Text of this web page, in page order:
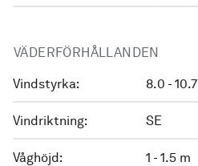
VÄDERFÖRHÅLLANDEN
Vindstyrka: 8.0 - 10.7
Vindriktning: SE
Våghöjd: 1 - 1.5 m